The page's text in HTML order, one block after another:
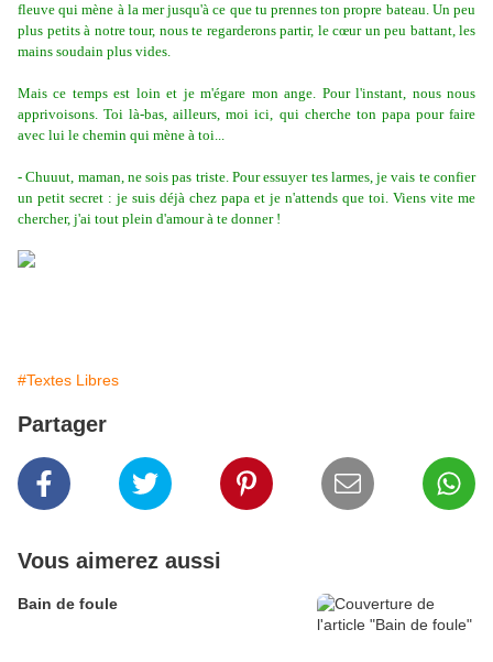
fleuve qui mène à la mer jusqu'à ce que tu prennes ton propre bateau. Un peu
plus petits à notre tour, nous te regarderons partir, le cœur un peu battant, les
mains soudain plus vides.
Mais ce temps est loin et je m'égare mon ange. Pour l'instant, nous nous
apprivoisons. Toi là-bas, ailleurs, moi ici, qui cherche ton papa pour faire
avec lui le chemin qui mène à toi...
- Chuuut, maman, ne sois pas triste. Pour essuyer tes larmes, je vais te confier
un petit secret : je suis déjà chez papa et je n'attends que toi. Viens vite me
chercher, j'ai tout plein d'amour à te donner !
#Textes Libres
Partager
Vous aimerez aussi
Bain de foule